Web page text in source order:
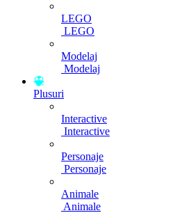
LEGO
LEGO
Modelaj
Modelaj
Plusuri
Interactive
Interactive
Personaje
Personaje
Animale
Animale